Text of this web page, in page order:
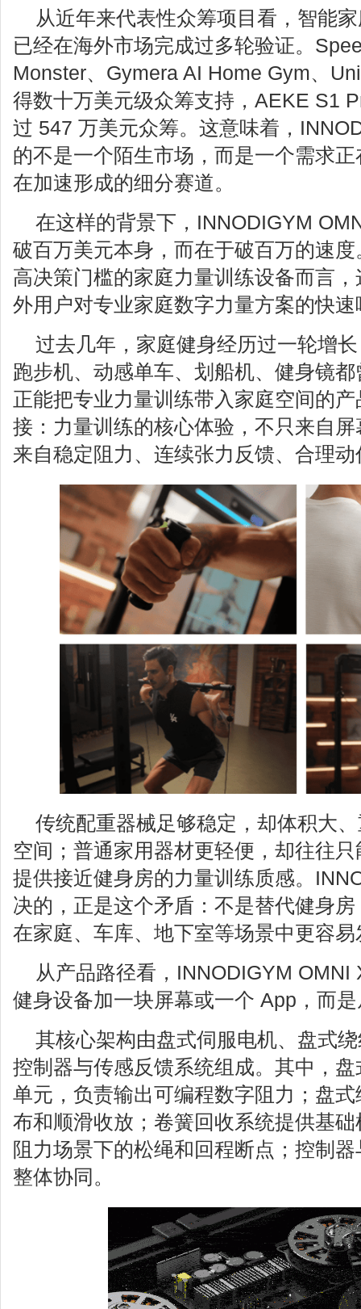
从近年来代表性众筹项目看，智能
已经在海外市场完成过多轮验证。
Monster、Gymera AI Home Gym、
得数十万美元级众筹支持，AEKE S1
过 547 万美元众筹。这意味着，
的不是一个陌生市场，而是一个需求
在加速形成的细分赛道。
在这样的背景下，INNODIGYM
破百万美元本身，而在于破百万的速
高决策门槛的家庭力量训练设备而言
外用户对专业家庭数字力量方案的快速
过去几年，家庭健身经历过一轮增
跑步机、动感单车、划船机、健身镜
正能把专业力量训练带入家庭空间的
接：力量训练的核心体验，不只来自
来自稳定阻力、连续张力反馈、合理
传统配重器械足够稳定，却体积大
空间；普通家用器材更轻便，却往往只
提供接近健身房的力量训练质感。
决的，正是这个矛盾：不是替代健身
在家庭、车库、地下室等场景中更容易
从产品路径看，INNODIGYM OMNI
健身设备加一块屏幕或一个 App，而
其核心架构由盘式伺服电机、盘式
控制器与传感反馈系统组成。其中，
单元，负责输出可编程数字阻力；盘
布和顺滑收放；卷簧回收系统提供基
阻力场景下的松绳和回程断点；控制
整体协同。